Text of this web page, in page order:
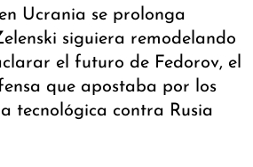
Ucrania se prolonga
siguiera remodelando
el futuro de Fedorov, el
que apostaba por los
tecnológica contra Rusia